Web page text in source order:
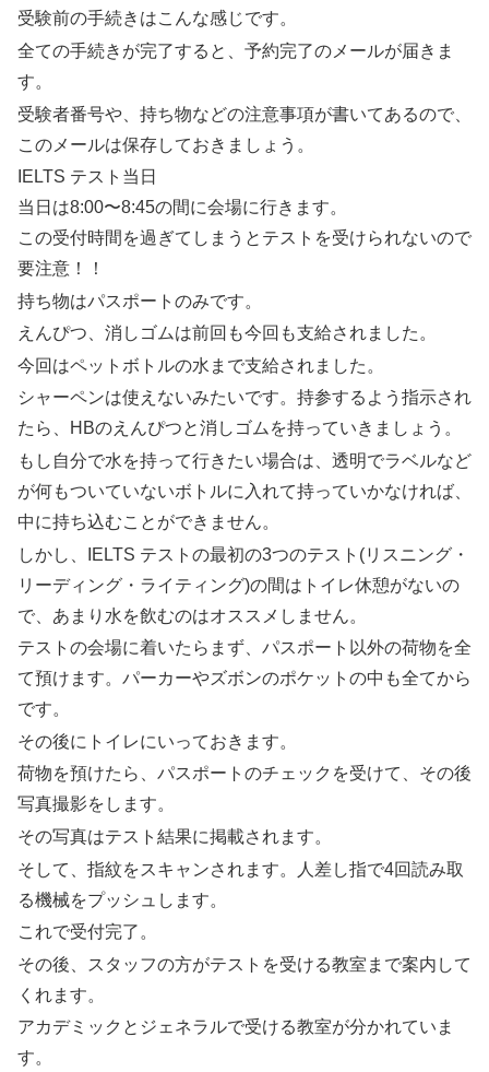
受験前の手続きはこんな感じです。
全ての手続きが完了すると、予約完了のメールが届きま
す。
受験者番号や、持ち物などの注意事項が書いてあるので、
このメールは保存しておきましょう。
IELTS テスト当日
当日は8:00〜8:45の間に会場に行きます。
この受付時間を過ぎてしまうとテストを受けられないので
要注意！！
持ち物はパスポートのみです。
えんぴつ、消しゴムは前回も今回も支給されました。
今回はペットボトルの水まで支給されました。
シャーペンは使えないみたいです。持参するよう指示され
たら、HBのえんぴつと消しゴムを持っていきましょう。
もし自分で水を持って行きたい場合は、透明でラベルなど
が何もついていないボトルに入れて持っていかなければ、
中に持ち込むことができません。
しかし、IELTS テストの最初の3つのテスト(リスニング・
リーディング・ライティング)の間はトイレ休憩がないの
で、あまり水を飲むのはオススメしません。
テストの会場に着いたらまず、パスポート以外の荷物を全
て預けます。パーカーやズボンのポケットの中も全てから
です。
その後にトイレにいっておきます。
荷物を預けたら、パスポートのチェックを受けて、その後
写真撮影をします。
その写真はテスト結果に掲載されます。
そして、指紋をスキャンされます。人差し指で4回読み取
る機械をプッシュします。
これで受付完了。
その後、スタッフの方がテストを受ける教室まで案内して
くれます。
アカデミックとジェネラルで受ける教室が分かれていま
す。